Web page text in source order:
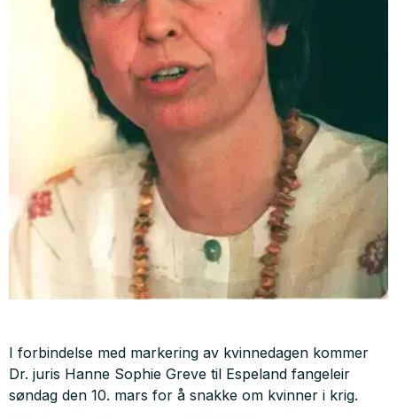
I forbindelse med markering av kvinnedagen kommer
Dr. juris Hanne Sophie Greve til Espeland fangeleir
søndag den 10. mars for å snakke om kvinner i krig.